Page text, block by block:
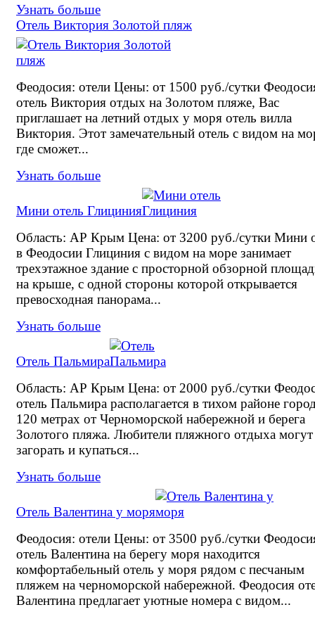
Узнать больше
Отель Виктория Золотой пляж
Феодосия: отели Цены: от 1500 руб./сутки
отель Виктория отдых на Золотом пляже, Вас
приглашает на летний отдых у моря отель вилла
Виктория. Этот замечательный отель с видом на
где сможет...
Узнать больше
Мини отель Глициния
Область: АР Крым Цена: от 3200 руб./сутки Мини
в Феодосии Глициния с видом на море занимает
трехэтажное здание с просторной обзорной
на крыше, с одной стороны которой открывается
превосходная панорама...
Узнать больше
Отель Пальмира
Область: АР Крым Цена: от 2000 руб./сутки
отель Пальмира располагается в тихом районе
120 метрах от Черноморской набережной и берега
Золотого пляжа. Любители пляжного отдыха могут
загорать и купаться...
Узнать больше
Отель Валентина у моря
Феодосия: отели Цены: от 3500 руб./сутки
отель Валентина на берегу моря находится
комфортабельный отель у моря рядом с песчаным
пляжем на черноморской набережной. Феодосия
Валентина предлагает уютные номера с видом...